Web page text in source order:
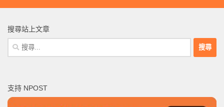
搜尋站上文章
搜
尋
字:
支持 NPOST